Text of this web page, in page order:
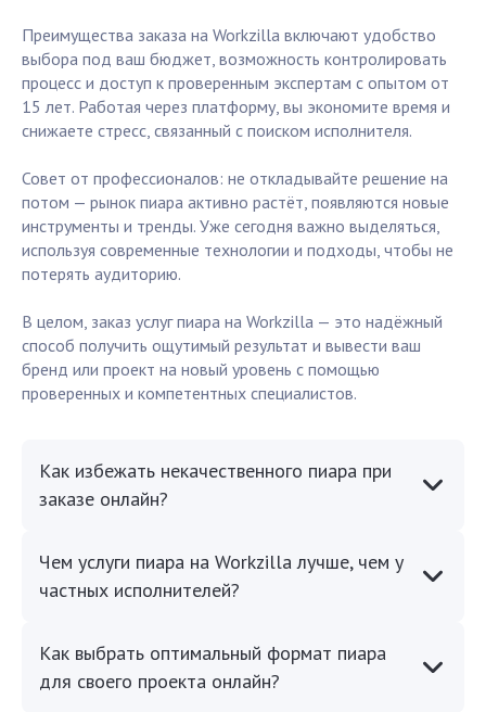
Преимущества заказа на Workzilla включают удобство
выбора под ваш бюджет, возможность контролировать
процесс и доступ к проверенным экспертам с опытом от
15 лет. Работая через платформу, вы экономите время и
снижаете стресс, связанный с поиском исполнителя.
Совет от профессионалов: не откладывайте решение на
потом — рынок пиара активно растёт, появляются новые
инструменты и тренды. Уже сегодня важно выделяться,
используя современные технологии и подходы, чтобы не
потерять аудиторию.
В целом, заказ услуг пиара на Workzilla — это надёжный
способ получить ощутимый результат и вывести ваш
бренд или проект на новый уровень с помощью
проверенных и компетентных специалистов.
Как избежать некачественного пиара при
заказе онлайн?
Чем услуги пиара на Workzilla лучше, чем у
частных исполнителей?
Как выбрать оптимальный формат пиара
для своего проекта онлайн?